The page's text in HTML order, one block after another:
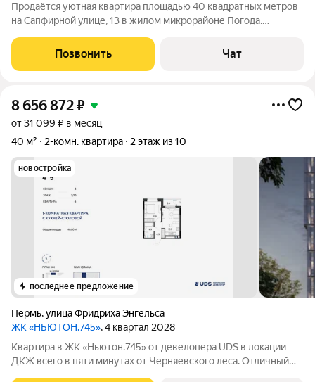
Продаётся уютная квартира площадью 40 квадратных метров
на Сапфирной улице, 13 в жилом микрорайоне Погода.
нового монолитного дома.Преимущество квартиры высота
потолка 3 метра. Пространство
Позвонить Чат
8 656 872₽
от 31 099 ₽ в месяц
40 м²
2-комн. квартира 2 этаж из 10
новостройка
последнее предложение
Пермь,улица Фридриха Энгельса
ЖК «НЬЮТОН.745», 4 квартал 2028
Квартира в ЖК «Ньютон.745» от девелопера UDS в локации
ДКЖ всего в пяти минутах от Черняевского леса. Отличный